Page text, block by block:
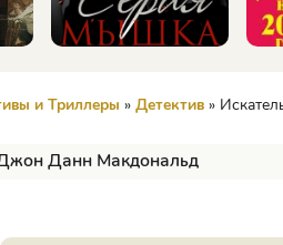
и Триллеры » Детектив »
Данн Макдональд